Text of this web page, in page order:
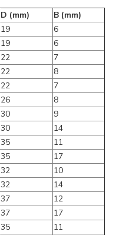
D (mm)
B (mm)
19
6
19
6
22
7
22
8
22
7
26
8
30
9
30
14
35
11
35
17
32
10
32
14
37
12
37
17
35
11